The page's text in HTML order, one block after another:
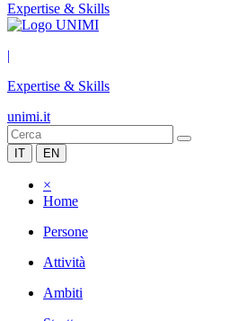
Expertise & Skills
|
Expertise & Skills
unimi.it
IT EN
×
Home
Persone
Attività
Ambiti